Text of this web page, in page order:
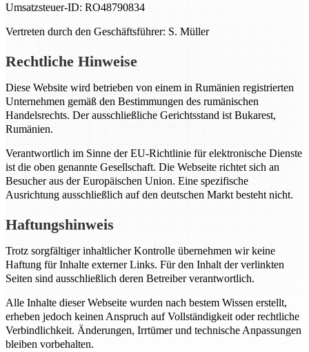
Umsatzsteuer-ID: RO48790834
Vertreten durch den Geschäftsführer: S. Müller
Rechtliche Hinweise
Diese Website wird betrieben von einem in Rumänien registrierten
Unternehmen gemäß den Bestimmungen des rumänischen
Handelsrechts. Der ausschließliche Gerichtsstand ist Bukarest,
Rumänien.
Verantwortlich im Sinne der EU-Richtlinie für elektronische Dienste
ist die oben genannte Gesellschaft. Die Webseite richtet sich an
Besucher aus der Europäischen Union. Eine spezifische
Ausrichtung ausschließlich auf den deutschen Markt besteht nicht.
Haftungshinweis
Trotz sorgfältiger inhaltlicher Kontrolle übernehmen wir keine
Haftung für Inhalte externer Links. Für den Inhalt der verlinkten
Seiten sind ausschließlich deren Betreiber verantwortlich.
Alle Inhalte dieser Webseite wurden nach bestem Wissen erstellt,
erheben jedoch keinen Anspruch auf Vollständigkeit oder rechtliche
Verbindlichkeit. Änderungen, Irrtümer und technische Anpassungen
bleiben vorbehalten.